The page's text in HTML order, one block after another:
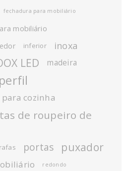
fechadura para mobiliário
mobiliário
inferior inoxa
LED madeira
perfil
cozinha
de roupeiro de
portas puxador
redondo